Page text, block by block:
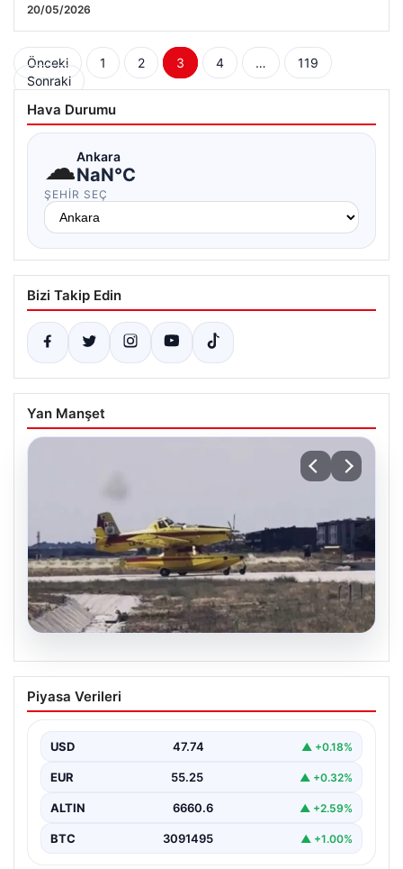
20/05/2026
Yazı
sayfalaması
Önceki 1 2 3 4 …
119
Sonraki
Hava Durumu
☁Ankara
NaN°C
ŞEHIR SEÇ
Bizi Takip Edin
Yan Manşet
06.08.2026
İspanya ve Fransa’daki Görevlerini
Tamamlayan Yangın Söndürme Uçakları
Orman Genel Müdürlüğü tarafından yapılan
meydana gelen büyük…
Piyasa Verileri
USD 47.74 ▲ +0.18%
EUR 55.25 ▲ +0.32%
ALTIN 6660.6 ▲ +2.59%
BTC 3091495 ▲ +1.00%